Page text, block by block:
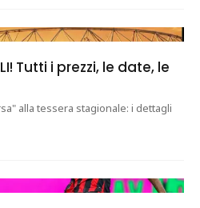
Tutti i prezzi, le date, le
alla tessera stagionale: i dettagli